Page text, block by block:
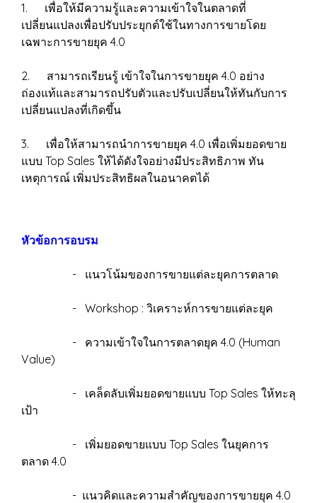
1. เพื่อให้มีความรู้และความเข้าใจในตลาดที่
เปลี่ยนแปลงเพื่อปรับประยุกต์ใช้ในทางการขายโดย
เฉพาะการขายยุค 4.0
2. สามารถเรียนรู้ เข้าใจในการขายยุค 4.0 อย่าง
ถ่องแท้และสามารถปรับตัวและปรับเปลี่ยนให้ทันกับการ
เปลี่ยนแปลงที่เกิดขึ้น
3. เพื่อให้สามารถนำการขายยุค 4.0 เพื่อเพิ่มยอดขาย
แบบ Top Sales ให้ได้ดังใจอย่างมีประสิทธิภาพ ทัน
เหตุการณ์ เพิ่มประสิทธิผลในอนาคตได้
หัวข้อการอบรม
- แนวโน้มของการขายแต่ละยุคการตลาด
- Workshop : วิเคราะห์การขายแต่ละยุค
- ความเข้าใจในการตลาดยุค 4.0 (Human
Value)
- เคล็ดลับเพิ่มยอดขายแบบ Top Sales ให้ทะลุ
เป้า
- เพิ่มยอดขายแบบ Top Sales ในยุคการ
ตลาด 4.0
- แนวคิดและความสำคัญของการขายยุค 4.0